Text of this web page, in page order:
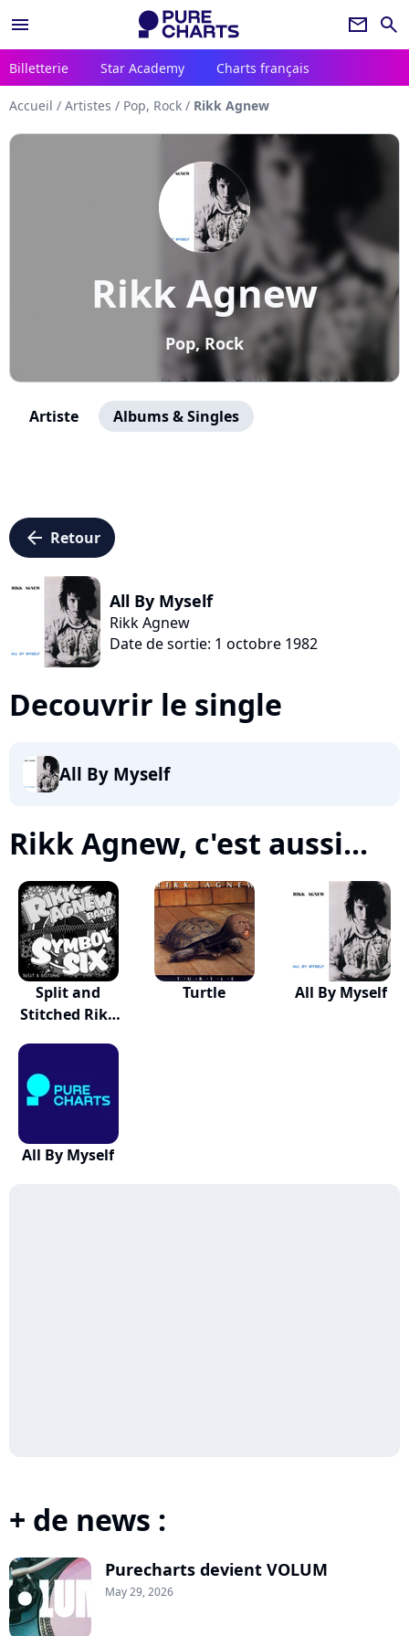
menu newsletter search
Billetterie Star Academy Charts français
Accueil / Artistes / Pop, Rock / Rikk Agnew
Rikk Agnew
Pop, Rock
Artiste Albums & Singles
arrow_left Retour
All By Myself
Rikk Agnew
Date de sortie: 1 octobre 1982
Decouvrir le single
All By Myself
Rikk Agnew, c'est aussi...
Split and
Stitched Rikk
Turtle All By Myself
All By Myself
+ de news :
Purecharts devient VOLUM
May 29, 2026